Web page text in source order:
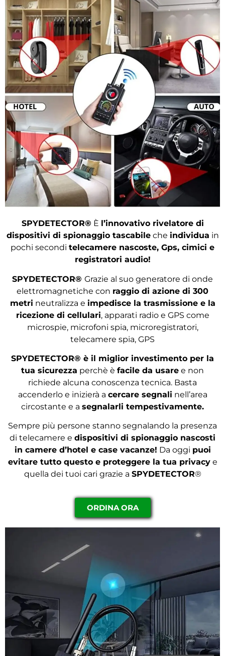
SPYDETECTOR® È l’innovativo rivelatore di
dispositivi di spionaggio tascabileche individua in
pochi secondi telecamere nascoste, Gps, cimici e
registratori audio!
SPYDETECTOR® Grazie al suo generatore di onde
elettromagnetiche con raggio di azione di 300
metri neutralizza e impedisce la trasmissione e la
ricezione di cellulari, apparati radio e GPS come
microspie, microfoni spia, microregistratori,
telecamere spia, GPS
SPYDETECTOR® è il miglior investimento per la
tua sicurezza perchè è facile da usare e non
richiede alcuna conoscenza tecnica. Basta
accenderlo e inizierà a cercare segnali nell’area
circostante e a segnalarli tempestivamente.
Sempre più persone stanno segnalando la presenza
di telecamere e dispositivi di spionaggio nascosti
in camere d’hotel e case vacanze! Da oggi puoi
evitare tutto questo e proteggere la tua privacye
quella dei tuoi cari grazie a SPYDETECTOR®
ORDINA ORA